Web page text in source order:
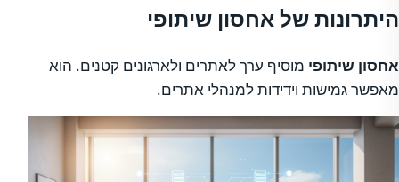
היתרונות של אחסון שיתופי
אחסון שיתופי מוסיף ערך לאתרים ולארגונים קטנים. הוא
מאפשר גמישות וידידות למנהלי אתרים.